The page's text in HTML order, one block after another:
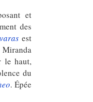
et
des
varasest
le haut,
du
. Épée